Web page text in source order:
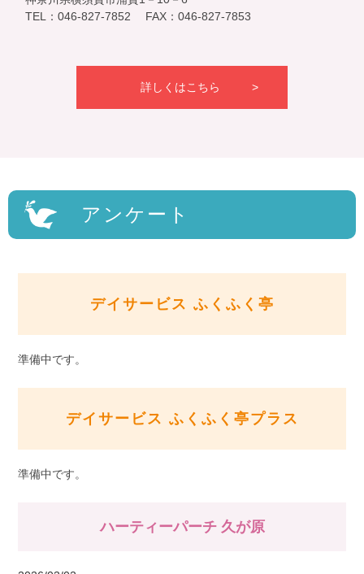
TEL：046-827-7852 FAX：046-827-7853
詳しくはこちら
アンケート
デイサービス ふくふく亭
準備中です。
デイサービス ふくふく亭プラス
準備中です。
ハーティーパーチ 久が原